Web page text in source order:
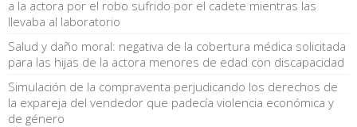
a la actora por el robo sufrido por el cadete mientras las
llevaba al laboratorio
Salud y daño moral: negativa de la cobertura médica solicitada
para las hijas de la actora menores de edad con discapacidad
Simulación de la compraventa perjudicando los derechos de
la expareja del vendedor que padecía violencia económica y
de género